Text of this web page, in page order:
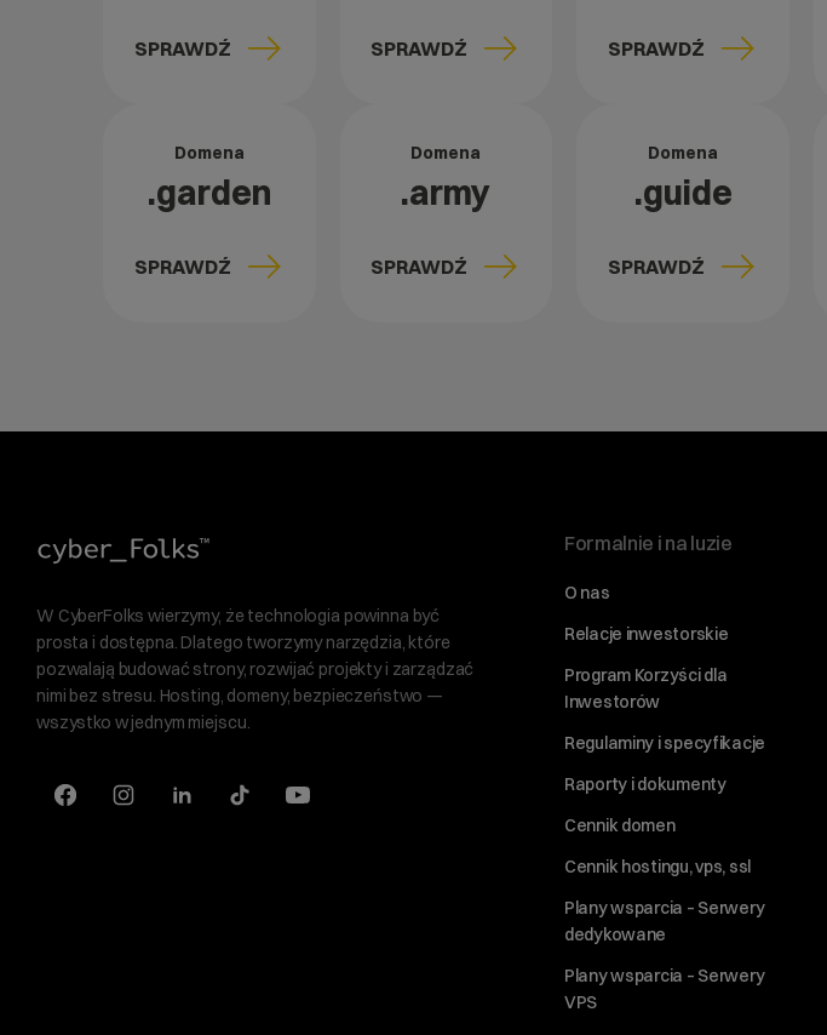
SPRAWDŹ SPRAWDŹ SPRAWDŹ
Domena
.garden
SPRAWDŹ
Domena
.army
SPRAWDŹ
Domena
.guide
SPRAWDŹ
W CyberFolks wierzymy, że technologia powinna być
prosta i dostępna. Dlatego tworzymy narzędzia, które
pozwalają budować strony, rozwijać projekty i zarządzać
nimi bez stresu. Hosting, domeny, bezpieczeństwo —
wszystko w jednym miejscu.
Formalnie i na luzie
O nas
Relacje inwestorskie
Program Korzyści dla
Inwestorów
Regulaminy i specyfikacje
Raporty i dokumenty
Cennik domen
Cennik hostingu, vps, ssl
Plany wsparcia – Serwery
dedykowane
Plany wsparcia – Serwery
VPS